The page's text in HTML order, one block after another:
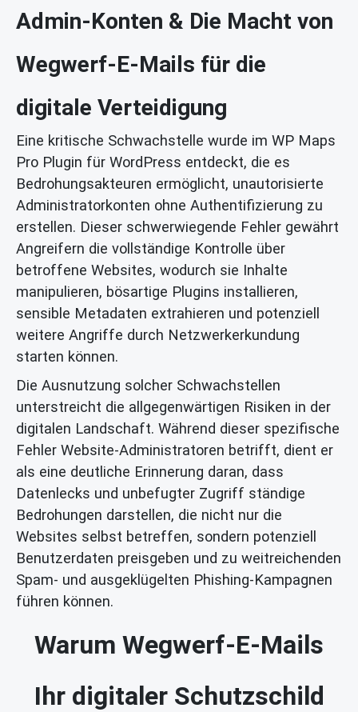
Admin-Konten & Die Macht von
Wegwerf-E-Mails für die
digitale Verteidigung
Eine kritische Schwachstelle wurde im WP Maps
Pro Plugin für WordPress entdeckt, die es
Bedrohungsakteuren ermöglicht, unautorisierte
Administratorkonten ohne Authentifizierung zu
erstellen. Dieser schwerwiegende Fehler gewährt
Angreifern die vollständige Kontrolle über
betroffene Websites, wodurch sie Inhalte
manipulieren, bösartige Plugins installieren,
sensible Metadaten extrahieren und potenziell
weitere Angriffe durch Netzwerkerkundung
starten können.
Die Ausnutzung solcher Schwachstellen
unterstreicht die allgegenwärtigen Risiken in der
digitalen Landschaft. Während dieser spezifische
Fehler Website-Administratoren betrifft, dient er
als eine deutliche Erinnerung daran, dass
Datenlecks und unbefugter Zugriff ständige
Bedrohungen darstellen, die nicht nur die
Websites selbst betreffen, sondern potenziell
Benutzerdaten preisgeben und zu weitreichenden
Spam- und ausgeklügelten Phishing-Kampagnen
führen können.
Warum Wegwerf-E-Mails
Ihr digitaler Schutzschild